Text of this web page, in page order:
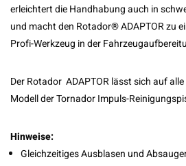
erleichtert die Handhabung auch in
und macht den Rotador® ADAPTOR zu
Profi-Werkzeug in der
Der Rotador ADAPTOR lässt sich auf
Modell der Tornador Impuls-
Hinweise:
Gleichzeitiges Ausblasen und